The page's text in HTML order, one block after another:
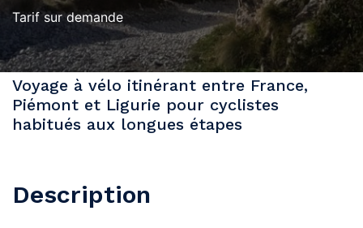
Tarif sur demande
Voyage à vélo itinérant entre France,
Piémont et Ligurie pour cyclistes
habitués aux longues étapes
Description